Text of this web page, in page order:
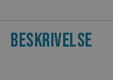
Beskrivelse